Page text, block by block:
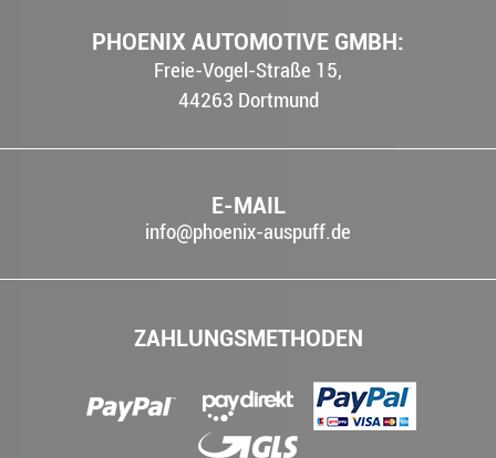
PHOENIX AUTOMOTIVE GMBH:
Freie-Vogel-Straße 15,
44263 Dortmund
E-MAIL
info@phoenix-auspuff.de
ZAHLUNGSMETHODEN